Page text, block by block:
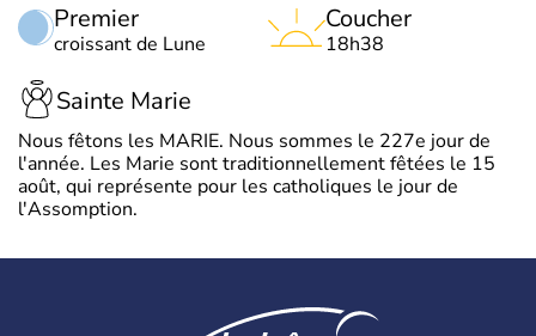
Premier
croissant de Lune
Coucher
18h38
Sainte Marie
Nous fêtons les MARIE. Nous sommes le 227e jour de
l'année. Les Marie sont traditionnellement fêtées le 15
août, qui représente pour les catholiques le jour de
l'Assomption.